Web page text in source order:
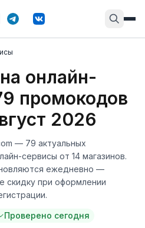
на онлайн-
промокодов
2026
— 79 актуальных
сервисы от 14 магазинов.
ежедневно —
скидку при оформлении
Проверено сегодня